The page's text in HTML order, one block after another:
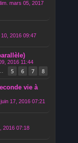
mars 05, 2017
10, 2016 09:47
2016 11:44
5 6 7 8
vie à
17, 2016 07:21
2016 07:18